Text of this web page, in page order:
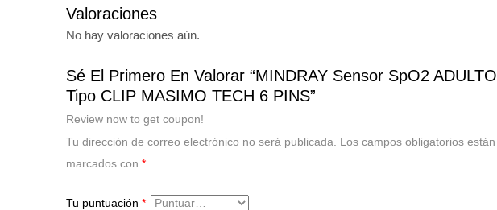
Valoraciones
No hay valoraciones aún.
Sé El Primero En Valorar “MINDRAY Sensor SpO2 ADULTO
Tipo CLIP MASIMO TECH 6 PINS”
Review now to get coupon!
Tu dirección de correo electrónico no será publicada.
Los campos obligatorios están
marcados con *
Tu puntuación *